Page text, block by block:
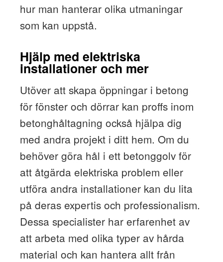
hur man hanterar olika utmaningar
som kan uppstå.
Hjälp med elektriska
installationer och mer
Utöver att skapa öppningar i betong
för fönster och dörrar kan proffs inom
betonghåltagning också hjälpa dig
med andra projekt i ditt hem. Om du
behöver göra hål i ett betonggolv för
att åtgärda elektriska problem eller
utföra andra installationer kan du lita
på deras expertis och professionalism.
Dessa specialister har erfarenhet av
att arbeta med olika typer av hårda
material och kan hantera allt från